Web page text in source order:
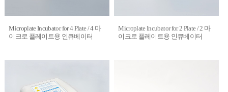
Microplate Incubator for 4 Plate / 4 마
이크로 플레이트용 인큐베이터
Microplate Incubator for 2 Plate / 2 마
이크로 플레이트용 인큐베이터